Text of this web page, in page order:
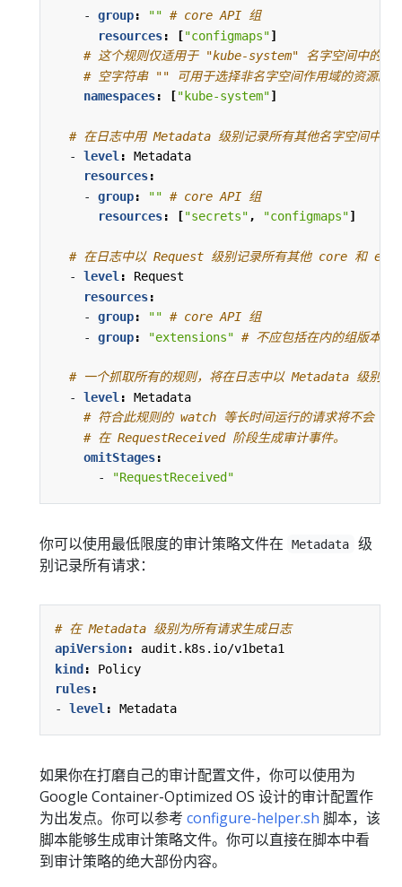
- group: "" # core API 组
resources: ["configmaps"]
# 这个规则仅适用于 "kube-system" 名字空间中的资
# 空字符串 "" 可用于选择非名字空间作用域的资源。
namespaces: ["kube-system"]
# 在日志中用 Metadata 级别记录所有其他名字空间中
- level :
Metadata
resources:
- group: "" # core API 组
resources: ["secrets", "configmaps"]
# 在日志中以 Request 级别记录所有其他 core 和
- level:
Request
resources:
- group: "" # core API 组
- group: "extensions" # 不应包括在内的组版本。
# 一个抓取所有的规则，将在日志中以 Metadata 级别记
- level :
Metadata
# 符合此规则的 watch 等长时间运行的请求将不会
# 在 RequestReceived 阶段生成审计事件。
omitStages:
-
"RequestReceived"
你可以使用最低限度的审计策略文件在 Metadata
级
别记录所有请求：
# 在 Metadata 级别为所有请求生成日志
apiVersion:
audit.k8s.io/v1beta1
kind:
Policy
rules:
- level: Metadata
如果你在打磨自己的审计配置文件，你可以使用为
Google Container-Optimized OS 设计的审计配置作
为出发点。你可以参考 configure-helper.sh 脚本，该
脚本能够生成审计策略文件。你可以直接在脚本中看
到审计策略的绝大部份内容。